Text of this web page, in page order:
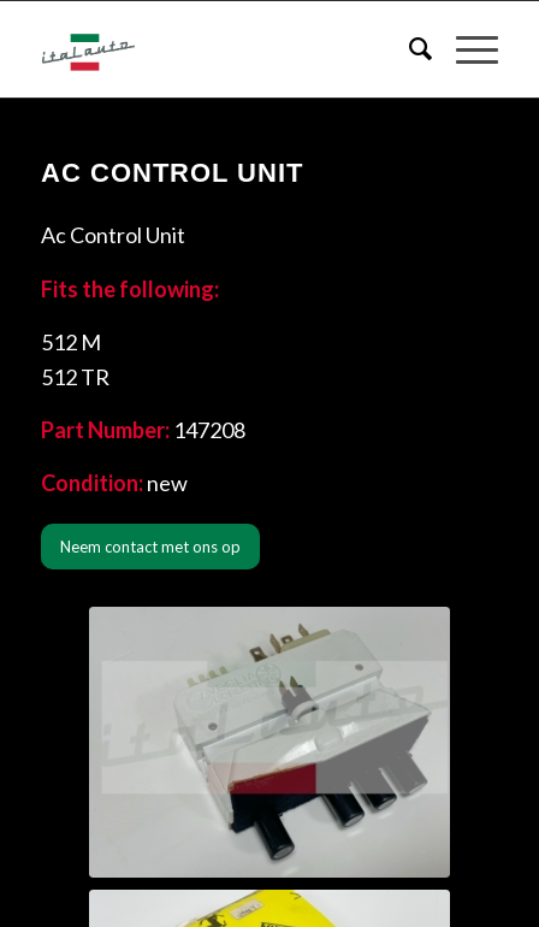
AC CONTROL UNIT
Ac Control Unit
Fits the following:
512 M
512 TR
Part Number: 147208
Condition:new
Neem contact met ons op